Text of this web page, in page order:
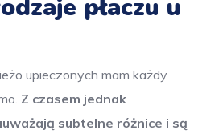
płaczu u
upieczonych mam każdy
Z czasem jednak
subtelne różnice i są